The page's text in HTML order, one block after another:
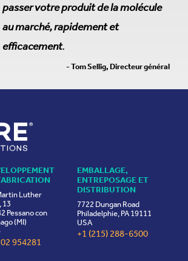
passer votre produit de la molécule
au marché, rapidement et
efficacement.
- Tom Sellig, Directeur général
Luther
13
Pessano con
(MI)
954281
EMBALLAGE,
ENTREPOSAGE ET
DISTRIBUTION
7722 Dungan Road
Philadelphie, PA 19111
USA
+1 (215) 288-6500